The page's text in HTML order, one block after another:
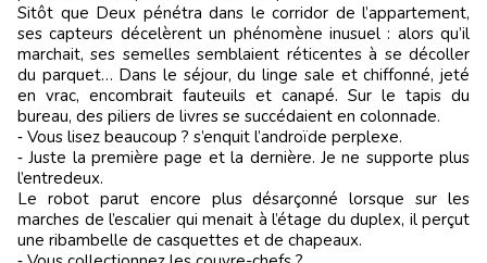
Sitôt que Deux pénétra dans le corridor de l’appartement,
ses capteurs décelèrent un phénomène inusuel : alors qu’il
marchait, ses semelles semblaient réticentes à se décoller
du parquet… Dans le séjour, du linge sale et chiffonné, jeté
en vrac, encombrait fauteuils et canapé. Sur le tapis du
bureau, des piliers de livres se succédaient en colonnade.
‑ Vous lisez beaucoup ? s’enquit l’androïde perplexe.
‑ Juste la première page et la dernière. Je ne supporte plus
l’entredeux.
Le robot parut encore plus désarçonné lorsque sur les
marches de l’escalier qui menait à l’étage du duplex, il perçut
une ribambelle de casquettes et de chapeaux.